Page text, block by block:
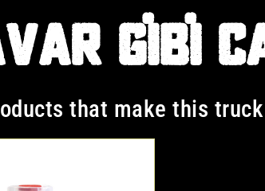
GIBI
that make this